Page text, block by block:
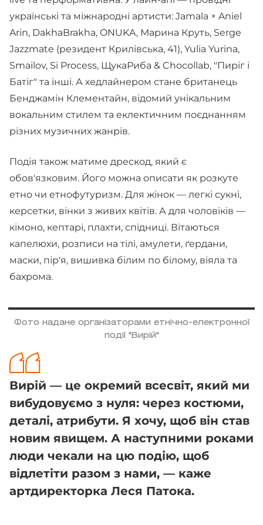
українські та міжнародні артисти: Jamala × Aniel
Arin, DakhaBrakha, ONUKA, Марина Круть, Serge
Jazzmate (резидент Крилівська, 41), Yulia Yurina,
Smailov, Si Process, ЩукаРиба & Chocollab, "Пиріг і
Батіг" та інші. А хедлайнером стане британець
Бенджамін Клементайн, відомий унікальним
вокальним стилем та еклектичним поєднанням
різних музичних жанрів.
Подія також матиме дрескод, який є
обов'язковим. Його можна описати як розкуте
етно чи етнофутуризм. Для жінок — легкі сукні,
керсетки, вінки з живих квітів. А для чоловіків —
кімоно, кептарі, плахти, спідниці. Вітаються
капелюхи, розписи на тілі, амулети, ґердани,
маски, пір'я, вишивка білим по білому, віяла та
бахрома.
Фото надане організаторами етнічно-електронної
події "Вирій"
Вирій — це окремий всесвіт, який ми
вибудовуємо з нуля: через костюми,
деталі, атрибути. Я хочу, щоб він став
новим явищем. А наступними роками
люди чекали на цю подію, щоб
відлетіти разом з нами, — каже
артдиректорка Леся Патока.